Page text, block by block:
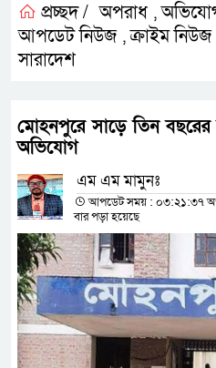
প্রচ্ছদ / অপরাধ ,
আপডেট নিউজ ,ক্রাইম নিউজ
সারাদেশ
মোহনপুরে সাড়ে তিন বছরের
অভিযোগ
এম এম মামুনঃ
আপডেট সময় : ০৩:২১:৩৭
বার পড়া হয়েছে